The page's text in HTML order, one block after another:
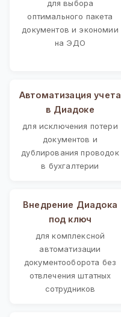
для выбора
оптимального пакета
документов и экономии
на ЭДО
Автоматизация учета
в Диадоке
для исключения потери
документов и
дублирования проводок
в бухгалтерии
Внедрение Диадока
под ключ
для комплексной
автоматизации
документооборота без
отвлечения штатных
сотрудников